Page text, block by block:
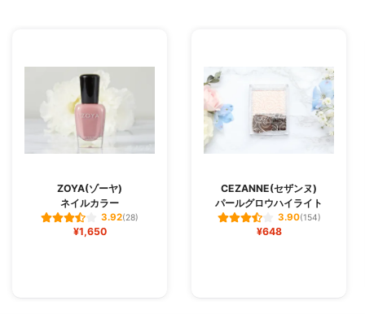
ZOYA(ゾーヤ)
ネイルカラー
3.92(28)
¥1,650
CEZANNE(セザンヌ)
パールグロウハイライト
3.90(154)
¥648